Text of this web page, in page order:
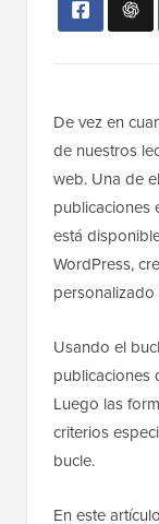
De vez en
de nuestros
web. Una de
publicaciones
está
WordPress,
Usando el
publicaciones
Luego las
criterios
bucle.
En este